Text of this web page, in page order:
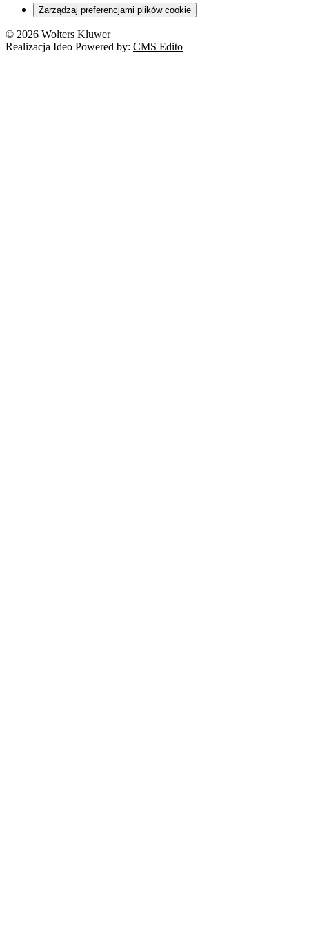
Zarządzaj preferencjami plików cookie
© 2026 Wolters Kluwer
Realizacja Ideo Powered by: CMS Edito